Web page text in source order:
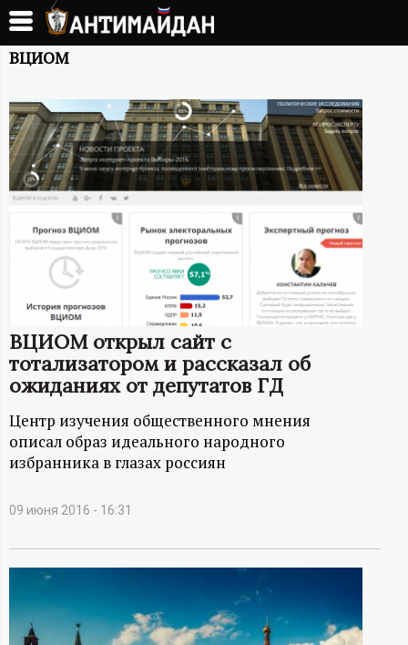
Перейти
основному
А
Н
Т
И
М
Й
Д
А
Н
-
и
ф
ВЦИОМ
ВЦИОМ открыл сайт с
тотализатором и рассказал об
ожиданиях от депутатов ГД
Центр изучения общественного мнения
описал образ идеального народного
избранника в глазах россиян
09 июня 2016 - 16:31